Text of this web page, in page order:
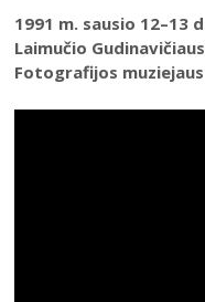
Evangelikų
Kalniukas
Sukilėlių kalnelis
1991 m. sausio 12–13
Laimučio
Fotografijos